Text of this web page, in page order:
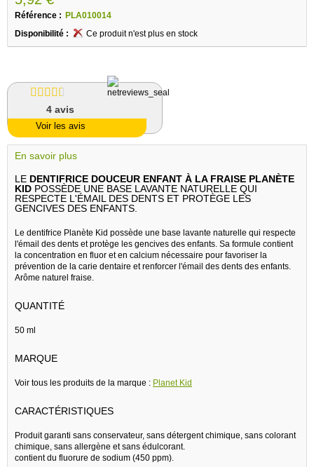
Référence : PLA010014
Disponibilité :
Ce produit n'est plus en stock
4 avis
Voir les avis
En savoir plus
LE DENTIFRICE DOUCEUR ENFANT À LA FRAISE PLANÈTE
KID POSSÈDE UNE BASE LAVANTE NATURELLE QUI
RESPECTE L'ÉMAIL DES DENTS ET PROTÈGE LES
GENCIVES DES ENFANTS.
Le dentifrice Planète Kid possède une base lavante naturelle qui respecte
l'émail des dents et protège les gencives des enfants. Sa formule contient
la concentration en fluor et en calcium nécessaire pour favoriser la
prévention de la carie dentaire et renforcer l'émail des dents des enfants.
Arôme naturel fraise.
QUANTITÉ
50 ml
MARQUE
Voir tous les produits de la marque : Planet Kid
CARACTÉRISTIQUES
Produit garanti sans conservateur, sans détergent chimique, sans colorant
chimique, sans allergène et sans édulcorant.
contient du fluorure de sodium (450 ppm).